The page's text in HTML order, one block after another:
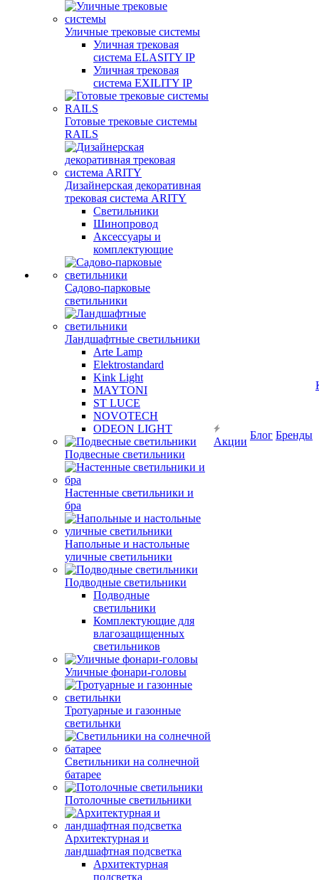
Уличные трековые системы
Уличная трековая
система ELASITY IP
Уличная трековая
система EXILITY IP
Готовые трековые системы
RAILS
Дизайнерская декоративная
трековая система ARITY
Светильники
Шинопровод
Аксессуары и
комплектующие
Садово-парковые
светильники
Ландшафтные светильники
Arte Lamp
Elektrostandard
Kink Light
MAYTONI
ST LUCE
NOVOTECH
ODEON LIGHT
Подвесные светильники
Настенные светильники и
бра
Напольные и настольные
уличные светильники
Подводные светильники
Подводные
светильники
Комплектующие для
влагозащищенных
светильников
Уличные фонари-головы
Тротуарные и газонные
светильнки
Светильники на солнечной
батарее
Потолочные светильники
Архитектурная и
ландшафтная подсветка
Архитектурная
подсветка
Акции
Блог Бренды